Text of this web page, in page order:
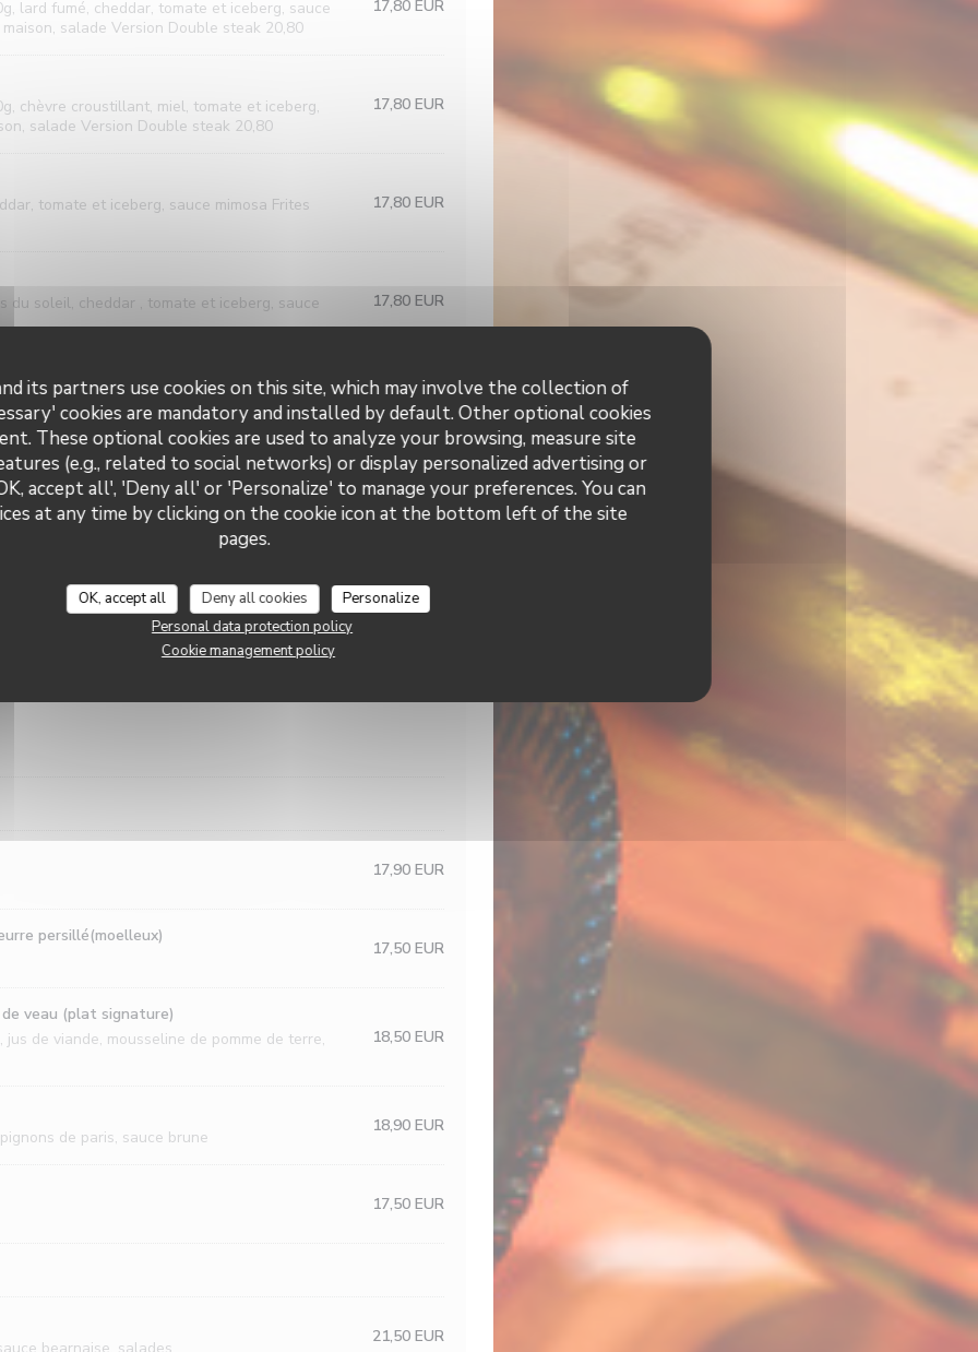
its partners use cookies on this site, which may involve the collection of
cookies are mandatory and installed by default. Other optional cookies
These optional cookies are used to analyze your browsing, measure site
(e.g., related to social networks) or display personalized advertising or
accept all', 'Deny all' or 'Personalize' to manage your preferences. You can
at any time by clicking on the cookie icon at the bottom left of the site
pages.
OK, accept all Deny all cookies
Personalize
Personal data protection policy
Cookie management policy
lard fumé, cheddar, tomate et iceberg, sauce
salade Version Double steak 20,80
17,80 EUR
chèvre croustillant, miel, tomate et iceberg,
salade Version Double steak 20,80
17,80 EUR
tomate et iceberg, sauce mimosa Frites
17,80 EUR
du soleil, cheddar , tomate et iceberg, sauce
17,80 EUR
tomate, sauce césar, copeaux de parmesan,
16,50 EUR
jambon de pays, pommes de terre grenailles
poulet crosutillant, pommes de terre
17,90 EUR
persillé(moelleux)
17,50 EUR
veau (plat signature)
de viande, mousseline de pomme de terre,
18,50 EUR
de paris, sauce brune
18,90 EUR
17,50 EUR
21,50 EUR